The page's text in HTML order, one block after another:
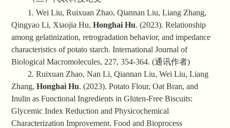
1. Wei Liu, Ruixuan Zhao, Qiannan Liu, Liang Zhang,
Qingyao Li, Xiaojia Hu,Honghai Hu. (2023). Relationship
among gelatinization, retrogradation behavior, and impedance
characteristics of potato starch. International Journal of
Biological Macromolecules, 227, 354-364. (通讯作者)
2. Ruixuan Zhao, Nan Li, Qiannan Liu, Wei Liu, Liang
Zhang,Honghai Hu. (2023). Potato Flour, Oat Bran, and
Inulin as Functional Ingredients in Gluten‑Free Biscuits:
Glycemic Index Reduction and Physicochemical
Characterization Improvement. Food and Bioprocess